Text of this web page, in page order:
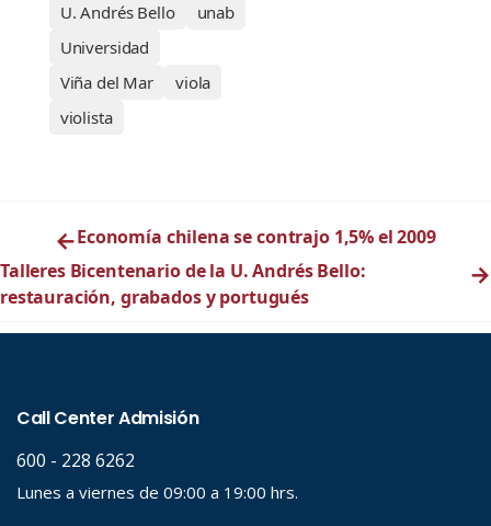
U. Andrés Bello
unab
Universidad
Viña del Mar
viola
violista
←Economía chilena se contrajo 1,5% el 2009
Talleres Bicentenario de la U. Andrés Bello:
restauración, grabados y portugués
→